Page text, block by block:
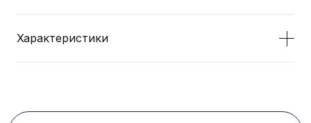
Характеристики